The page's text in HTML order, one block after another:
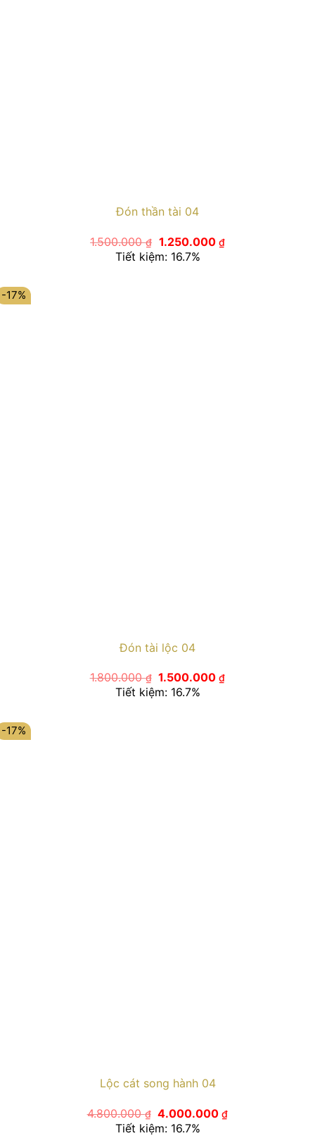
Đón thần tài 04
1.500.000₫ Giá
gốc
là:
1.250.000 ₫Giá
hiện
Tiết kiệm: 16.7%
-17%
Đón tài lộc 04
1.800.000₫ Giá
gốc
là:
1.500.000₫Giá
Tiết kiệm: 16.7%
-17%
Lộc cát song hành 04
4.800.000₫ Giá
gốc
là:
4.000.000₫Giá
Tiết kiệm: 16.7%